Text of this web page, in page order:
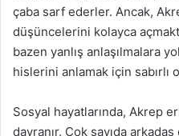
çaba sarf ederler. Ancak,
düşüncelerini kolayca
bazen yanlış anlaşılmalara
hislerini anlamak için sabırlı
Sosyal hayatlarında, Akrep
davranır. Çok sayıda